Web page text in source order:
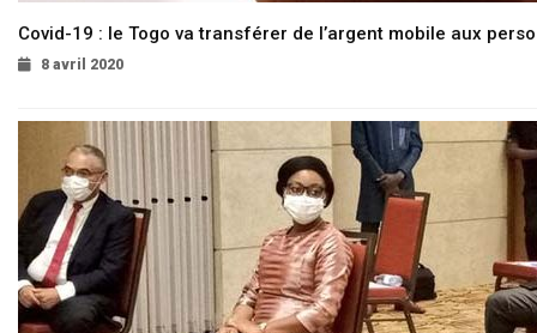
Covid-19 : le Togo va transférer de l’argent mobile aux
8 avril 2020